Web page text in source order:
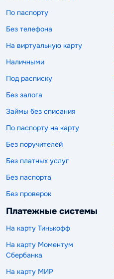
По паспорту
Без телефона
На виртуальную карту
Наличными
Под расписку
Без залога
Займы без списания
По паспорту на карту
Без поручителей
Без платных услуг
Без паспорта
Без проверок
Платежные системы
На карту Тинькофф
На карту Моментум
Сбербанка
На карту МИР